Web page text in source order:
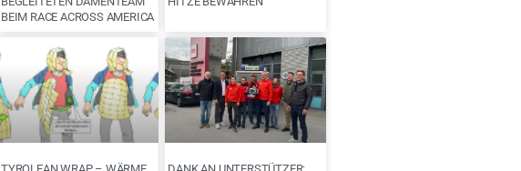
BEIM RACE ACROSS AMERICA